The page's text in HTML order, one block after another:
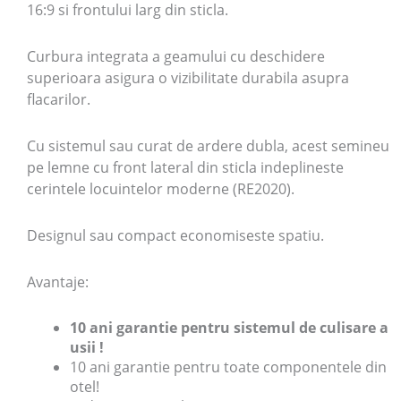
16:9 si frontului larg din sticla.
Curbura integrata a geamului cu deschidere
superioara asigura o vizibilitate durabila asupra
flacarilor.
Cu sistemul sau curat de ardere dubla, acest semineu
pe lemne cu front lateral din sticla indeplineste
cerintele locuintelor moderne (RE2020).
Designul sau compact economiseste spatiu.
Avantaje:
10 ani garantie pentru sistemul de culisare a
usii !
10 ani garantie pentru toate componentele din
otel!